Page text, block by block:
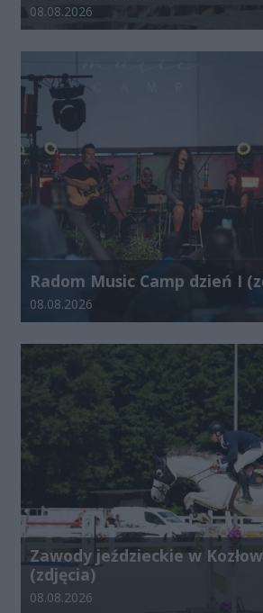
Data dodania galerii:
08.08.2026
Radom Music Camp dzień I
Data dodania galerii:
08.08.2026
Zawody jeździeckie w
(zdjęcia)
Data dodania galerii:
08.08.2026